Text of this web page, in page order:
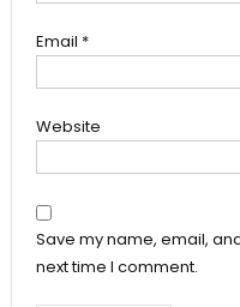
Email *
Website
Save my name, email,
next time I comment.